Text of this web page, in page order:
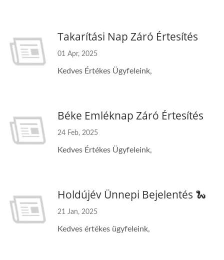
Takarítási Nap Záró Értesítés
01 Apr, 2025
Kedves Értékes Ügyfeleink,
Béke Emléknap Záró Értesítés
24 Feb, 2025
Kedves Értékes Ügyfeleink,
Holdújév Ünnepi Bejelentés 🐍
21 Jan, 2025
Kedves értékes ügyfeleink,